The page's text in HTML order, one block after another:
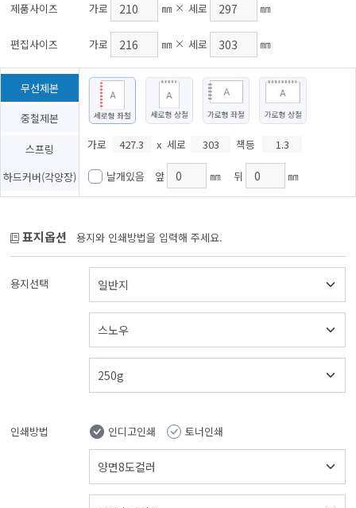
제품사이즈 가로 ㎜ 세로 ㎜
편집사이즈 가로 ㎜ 세로 ㎜
무선제본
중철제본
스프링
하드커버(각양장)
가로 x 세로 책등
날개있음 앞 ㎜ 뒤 ㎜
표지옵션 용지와 인쇄방법을 입력해 주세요.
용지선택
인쇄방법 인디고인쇄 토너인쇄